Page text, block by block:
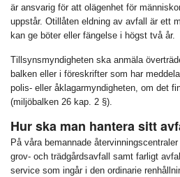
är ansvarig för att olägenhet för
uppstår. Otillåten eldning av avfall är ett
kan ge böter eller fängelse i högst två år.
Tillsynsmyndigheten ska anmäla
balken eller i föreskrifter som har
polis- eller åklagarmyndigheten, om det
(miljöbalken 26 kap. 2 §).
Hur ska man hantera sitt
På våra bemannade
grov- och trädgårdsavfall samt farligt
service som ingår i den ordinarie